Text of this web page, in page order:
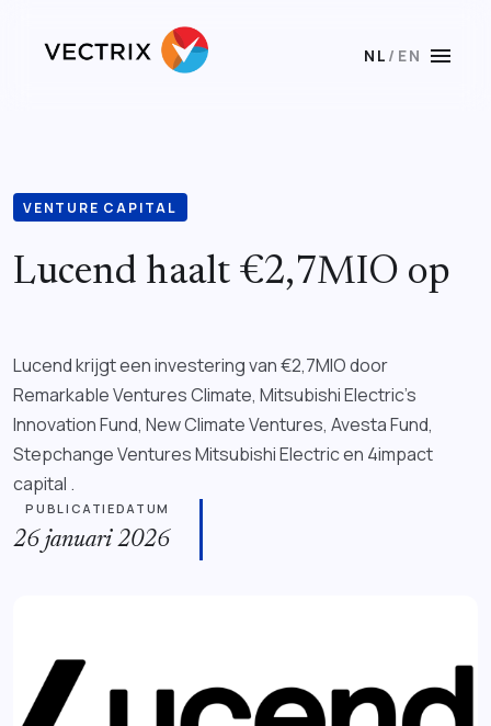
NL / EN menu
VENTURE CAPITAL
Lucend haalt €2,7MIO op
Lucend krijgt een investering van €2,7MIO door
Remarkable Ventures Climate, Mitsubishi Electric’s
Innovation Fund, New Climate Ventures, Avesta Fund,
Stepchange Ventures Mitsubishi Electric en 4impact
capital .
PUBLICATIEDATUM
26 januari 2026